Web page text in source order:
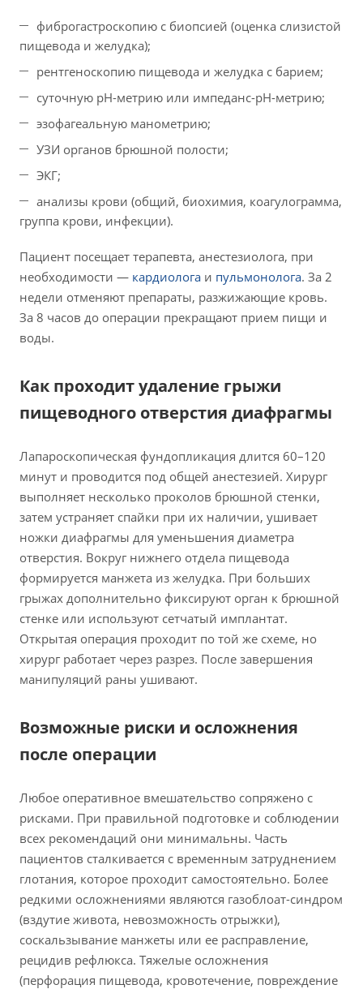
фиброгастроскопию с биопсией (оценка слизистой
пищевода и желудка);
рентгеноскопию пищевода и желудка с барием;
суточную pH-метрию или импеданс-pH-метрию;
эзофагеальную манометрию;
УЗИ органов брюшной полости;
ЭКГ;
анализы крови (общий, биохимия, коагулограмма,
группа крови, инфекции).
Пациент посещает терапевта, анестезиолога, при
необходимости — кардиолога и пульмонолога. За 2
недели отменяют препараты, разжижающие кровь.
За 8 часов до операции прекращают прием пищи и
воды.
Как проходит удаление грыжи
пищеводного отверстия диафрагмы
Лапароскопическая фундопликация длится 60–120
минут и проводится под общей анестезией. Хирург
выполняет несколько проколов брюшной стенки,
затем устраняет спайки при их наличии, ушивает
ножки диафрагмы для уменьшения диаметра
отверстия. Вокруг нижнего отдела пищевода
формируется манжета из желудка. При больших
грыжах дополнительно фиксируют орган к брюшной
стенке или используют сетчатый имплантат.
Открытая операция проходит по той же схеме, но
хирург работает через разрез. После завершения
манипуляций раны ушивают.
Возможные риски и осложнения
после операции
Любое оперативное вмешательство сопряжено с
рисками. При правильной подготовке и соблюдении
всех рекомендаций они минимальны. Часть
пациентов сталкивается с временным затруднением
глотания, которое проходит самостоятельно. Более
редкими осложнениями являются газоблоат-синдром
(вздутие живота, невозможность отрыжки),
соскальзывание манжеты или ее расправление,
рецидив рефлюкса. Тяжелые осложнения
(перфорация пищевода, кровотечение, повреждение